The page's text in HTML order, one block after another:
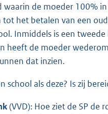
de moeder 100%
het betalen van een
Inmiddels is een
heeft de moeder
dat inzien.
school als deze? Is zij
(VVD): Hoe ziet de SP de